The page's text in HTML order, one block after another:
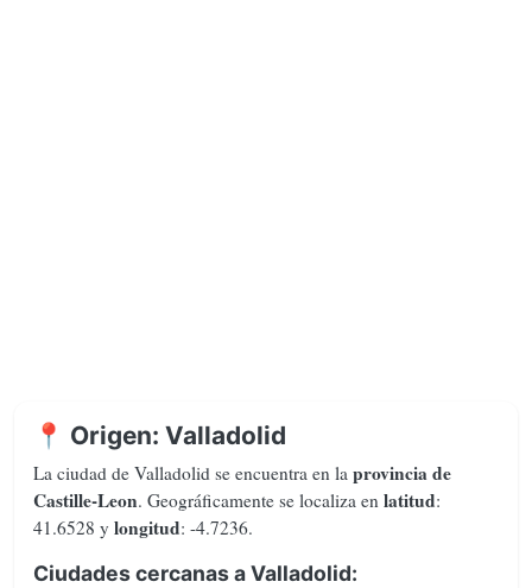
📍 Origen: Valladolid
La ciudad de Valladolid se encuentra en la provincia de
Castille-Leon. Geográficamente se localiza en latitud:
41.6528 y longitud: -4.7236.
Ciudades cercanas a Valladolid: